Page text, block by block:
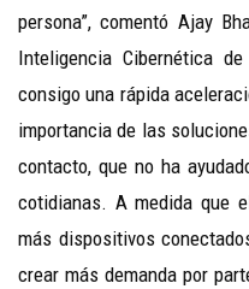
persona”, comentó Ajay
Inteligencia Cibernética
consigo una rápida
importancia de las
contacto, que no ha
cotidianas. A medida que
más dispositivos
crear más demanda por